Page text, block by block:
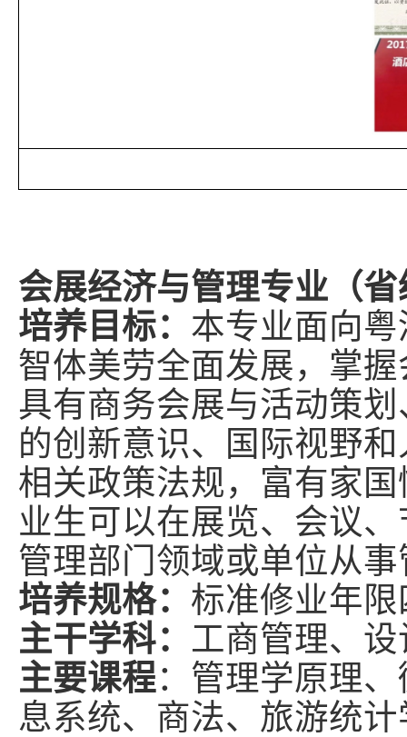
会展经济与管理专业（
培养目标： 本专业面向
智体美劳全面发展，掌
具有商务会展与活动策
的创新意识、国际视野
相关政策法规，富有家
业生可以在展览、会议
管理部门领域或单位从
培养规格： 标准修业年
主干学科： 工商管理、设
主要课程：管理学原理
息系统、商法、旅游统